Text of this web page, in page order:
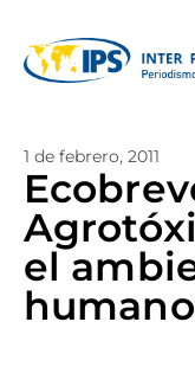
1 de febrero, 2011
el